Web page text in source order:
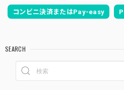
コンビニ決済またはPay-easy
SEARCH